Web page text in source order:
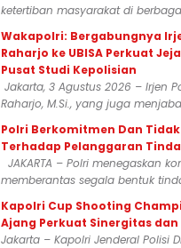
ketertiban masyarakat di
Wakapolri: Bergabungnya
Raharjo ke UBISA Perkuat
Pusat Studi Kepolisian
Jakarta, 3 Agustus 2026 – Irjen
Raharjo, M.Si., yang juga
Polri Berkomitmen Dan
Terhadap Pelanggaran
JAKARTA – Polri menegaskan
memberantas segala bentuk
Kapolri Cup Shooting
Ajang Perkuat Sinergitas
Jakarta – Kapolri Jenderal Polisi